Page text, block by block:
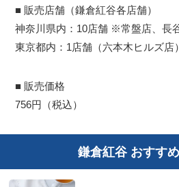
■ 販売店舗（鎌倉紅谷各店舗）
神奈川県内：10店舗 ※常盤店、長
東京都内：1店舗（六本木ヒルズ店）
■ 販売価格
756円（税込）
鎌倉紅谷 おすす